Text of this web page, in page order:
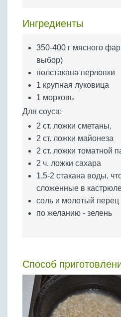
Яйца
Ингредиенты
350-400 г мясного
выбор)
полстакана перловки
1 крупная луковица
1 морковь
Для соуса:
2 ст. ложки сметаны,
2 ст. ложки майонеза
2 ст. ложки томатной
2 ч. ложки сахара
1,5-2 стакана воды,
сложенные в
соль и молотый перец
по желанию - зелень
Способ